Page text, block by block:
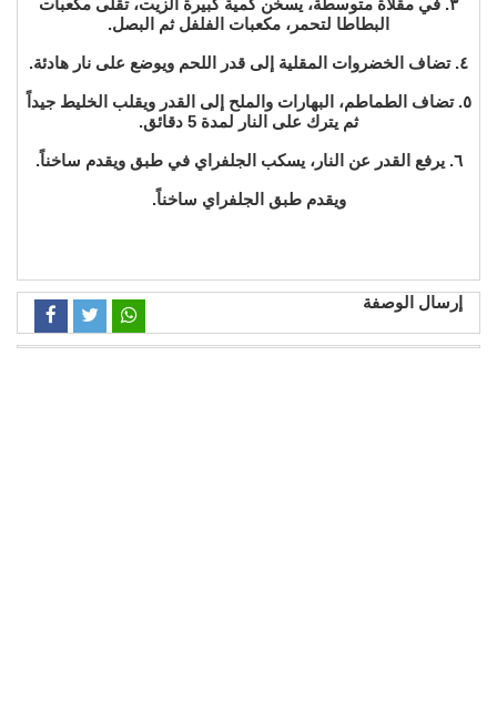
٣. في مقلاة متوسطة، يسخن كمية كبيرة الزيت، تقلى مكعبات
البطاطا لتحمر، مكعبات الفلفل ثم البصل.
٤. تضاف الخضروات المقلية إلى قدر اللحم ويوضع على نار هادئة.
٥. تضاف الطماطم، البهارات والملح إلى القدر ويقلب الخليط جيداً
ثم يترك على النار لمدة 5 دقائق.
٦. يرفع القدر عن النار، يسكب الجلفراي في طبق ويقدم ساخناً.
ويقدم طبق الجلفراي ساخناً.
إرسال الوصفة